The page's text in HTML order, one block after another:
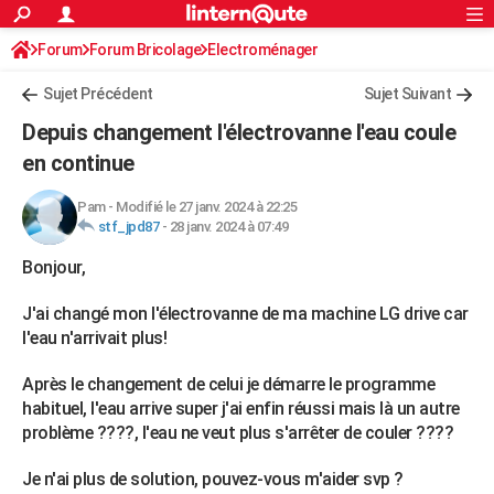
ACTUALITÉS
Politique
Société
Faits Divers
Education
Monde
Villes
+
Programme TV
Sorties cinéma
FINANCE
Retraite
Impôts
Epargne
Immobilier
Risques naturels par ville
Banque
Assurance
Crédit
AUTO
Essais
Réserver un essai
Citadines
Berlines
SUV
Forum auto
HIGH-TECH
Forum
Aménagement intérieur
Extérieur
Cuisine
Salle de bains
Jardinage
Rangement
WEEK-END
Guides de France
Escapades
Patrimoine
Expositions
Musées
Week-end nature
+
LIFESTYLE
Art de vivre
Bien-être
Loisirs
Mode
Modes de vie
SANTE
Alimentation
Guide de la santé
Maladies
Médicaments
Sommeil
VOYAGE
S'inscrire
Connexion
Forum Forum Bricolage Electroménager
Sujet Précédent Sujet Suivant
Depuis changement l'électrovanne l'eau coule
en continue
Pam- Modifié le 27 janv. 2024 à 22:25
stf_jpd87- 28 janv. 2024 à 07:49
Bonjour,
J'ai changé mon l'électrovanne de ma machine LG drive car
l'eau n'arrivait plus!
Après le changement de celui je démarre le programme
habituel, l'eau arrive super j'ai enfin réussi mais là un autre
problème ????, l'eau ne veut plus s'arrêter de couler ????
Je n'ai plus de solution, pouvez-vous m'aider svp ?